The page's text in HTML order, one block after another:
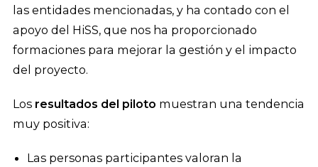
las entidades mencionadas, y ha contado con el
apoyo del HiSS, que nos ha proporcionado
formaciones para mejorar la gestión y el impacto
del proyecto.
Los resultados del piloto muestran una tendencia
muy positiva:
Las personas participantes valoran la